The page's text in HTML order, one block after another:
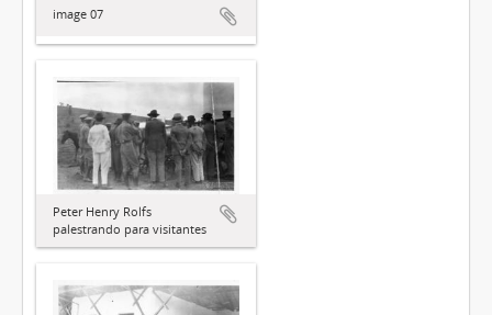
image 07
Peter Henry Rolfs
palestrando para visitantes